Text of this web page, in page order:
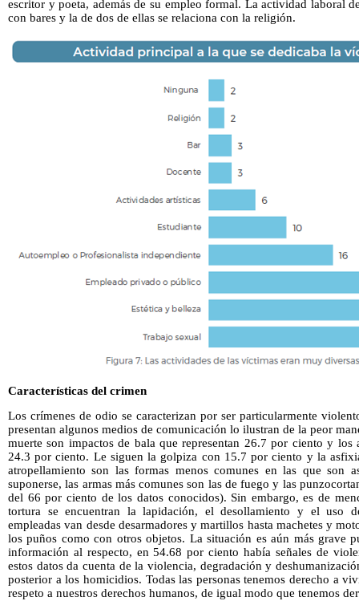
escritor y poeta, además de su empleo formal. La actividad laboral
con bares y la de dos de ellas se relaciona con la religión.
Características del crimen
Los crímenes de odio se caracterizan por ser particularmente
presentan algunos medios de comunicación lo ilustran de la peor
muerte son impactos de bala que representan 26.7 por ciento y los
24.3 por ciento. Le siguen la golpiza con 15.7 por ciento y la
atropellamiento son las formas menos comunes en las que son
suponerse, las armas más comunes son las de fuego y las
del 66 por ciento de los datos conocidos). Sin embargo, es de
tortura se encuentran la lapidación, el desollamiento y el uso
empleadas van desde desarmadores y martillos hasta machetes y
los puños como con otros objetos. La situación es aún más grave
información al respecto, en 54.68 por ciento había señales de
estos datos da cuenta de la violencia, degradación y
posterior a los homicidios. Todas las personas tenemos derecho a
respeto a nuestros derechos humanos, de igual modo que tenemos